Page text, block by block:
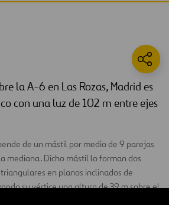
la A-6 en Las Rozas, Madrid es
con una luz de 102 m entre ejes
de un mástil por medio de 9 parejas
mediana. Dicho mástil lo forman dos
en planos inclinados de
su vértice una altura de 39 m sobre el